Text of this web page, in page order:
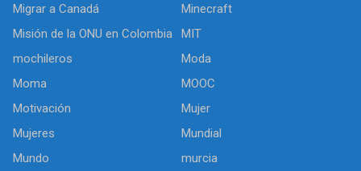
Migrar a Canadá
Minecraft
Misión de la ONU en Colombia
MIT
mochileros
Moda
Moma
MOOC
Motivación
Mujer
Mujeres
Mundial
Mundo
murcia